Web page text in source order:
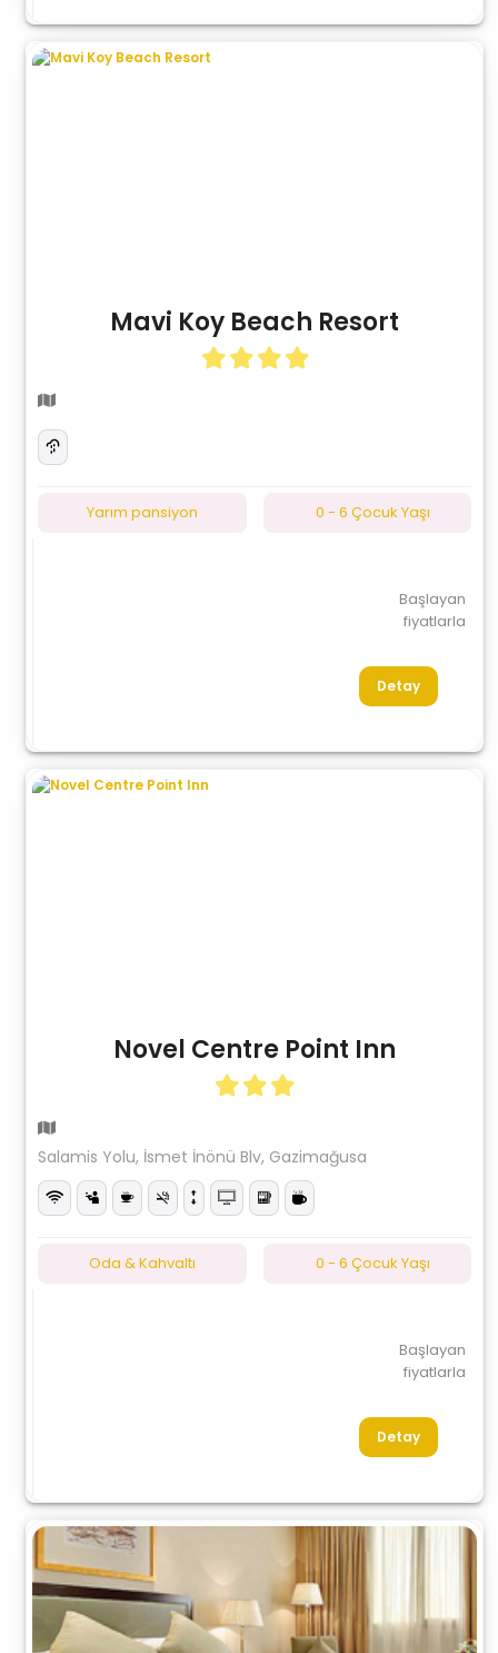
Mavi Koy Beach Resort
Yarım pansiyon 0 - 6 Çocuk Yaşı
Başlayan
fiyatlarla
Detay
Novel Centre Point Inn
Salamis Yolu, İsmet İnönü Blv, Gazimağusa
Oda & Kahvaltı 0 - 6 Çocuk Yaşı
Başlayan
fiyatlarla
Detay